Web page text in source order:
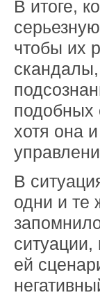
В итоге,
чтобы их
подобных
хотя она
В
одни и те
ситуации,
ей